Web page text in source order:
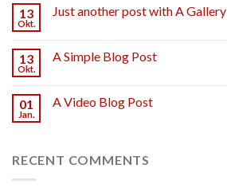
13
Okt.
Just another post with A Gallery
13
Okt.
A Simple Blog Post
01
Jan.
A Video Blog Post
RECENT COMMENTS